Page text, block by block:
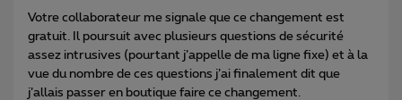
Votre collaborateur me signale que ce changement est
gratuit. Il poursuit avec plusieurs questions de sécurité
assez intrusives (pourtant j’appelle de ma ligne fixe) et à la
vue du nombre de ces questions j’ai finalement dit que
j’allais passer en boutique faire ce changement.